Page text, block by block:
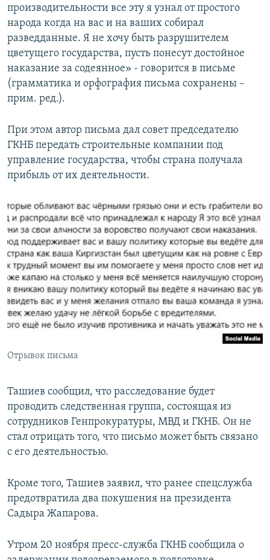
производительности все эту я узнал от простого
народа когда на вас и на ваших собирал
разведданные. Я не хочу быть разрушителем
цветущего государства, пусть понесут достойное
наказание за содеянное» - говорится в письме
(грамматика и орфография письма сохранены –
прим. ред.).
При этом автор письма дал совет председателю
ГКНБ передать строительные компании под
управление государства, чтобы страна получала
прибыль от их деятельности.
Отрывок письма
Ташиев сообщил, что расследование будет
проводить следственная группа, состоящая из
сотрудников Генпрокуратуры, МВД и ГКНБ. Он не
стал отрицать того, что письмо может быть связано
с его деятельностью.
Кроме того, Ташиев заявил, что ранее спецслужба
предотвратила два покушения на президента
Садыра Жапарова.
Утром 20 ноября пресс-служба ГКНБ сообщила о